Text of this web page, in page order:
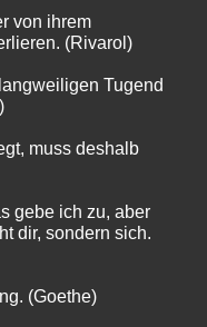
von ihrem
(Rivarol)
Tugend
muss deshalb
gebe ich zu, aber
dir, sondern sich.
(Goethe)